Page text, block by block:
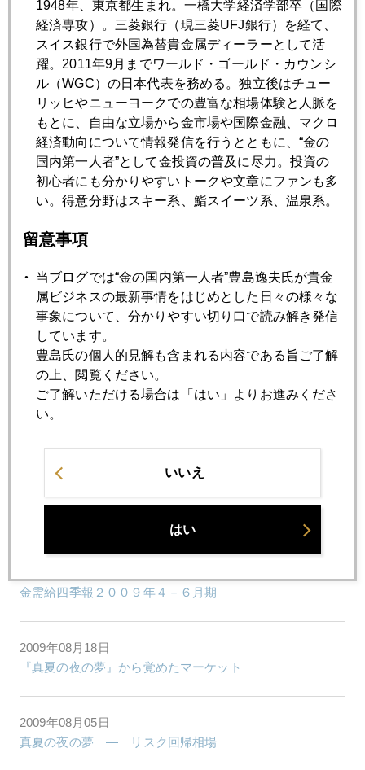
早いもので来月にはリーマンショックから１年経過となる。
今年は金融危機の再来こそなさそうだが、代わって財政危機
が顕在化しそう。９月から１１月までの３か月は、また上へ
下へ変動の激しい相場になると覚悟している。
2009年
1月 2月 3月 4月 5月 6月
7月 8月 9月 10月 11月 12月
2009年08月28日
ＡＩＧ株 急騰劇
2009年08月27日
マーケットの日本の総選挙に対する反応
2009年08月26日
2009年08月25日
金需給四季報２００９年４－６月期
2009年08月18日
『真夏の夜の夢』から覚めたマーケット
2009年08月05日
真夏の夜の夢 ― リスク回帰相場
1948年、東京都生まれ。一橋大学経済学部卒（国際
経済専攻）。三菱銀行（現三菱UFJ銀行）を経て、
スイス銀行で外国為替貴金属ディーラーとして活
躍。2011年9月までワールド・ゴールド・カウンシ
ル（WGC）の日本代表を務める。独立後はチュー
リッヒやニューヨークでの豊富な相場体験と人脈を
もとに、自由な立場から金市場や国際金融、マクロ
経済動向について情報発信を行うとともに、“金の
国内第一人者”として金投資の普及に尽力。投資の
初心者にも分かりやすいトークや文章にファンも多
い。得意分野はスキー系、鮨スイーツ系、温泉系。
留意事項
当ブログでは“金の国内第一人者”豊島逸夫氏が貴金
属ビジネスの最新事情をはじめとした日々の様々な
事象について、分かりやすい切り口で読み解き発信
しています。
豊島氏の個人的見解も含まれる内容である旨ご了解
の上、閲覧ください。
ご了解いただける場合は「はい」よりお進みくださ
い。
いいえ
はい